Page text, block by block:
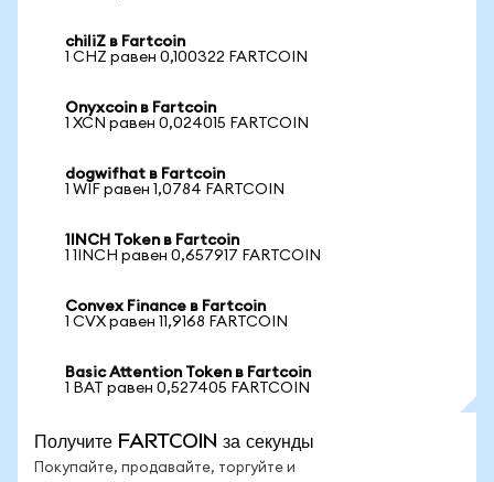
chiliZ в Fartcoin
1 CHZ равен 0,100322 FARTCOIN
Onyxcoin в Fartcoin
1 XCN равен 0,024015 FARTCOIN
dogwifhat в Fartcoin
1 WIF равен 1,0784 FARTCOIN
1INCH Token в Fartcoin
1 1INCH равен 0,657917 FARTCOIN
Convex Finance в Fartcoin
1 CVX равен 11,9168 FARTCOIN
Basic Attention Token в Fartcoin
1 BAT равен 0,527405 FARTCOIN
Получите FARTCOIN за секунды
Покупайте, продавайте, торгуйте и